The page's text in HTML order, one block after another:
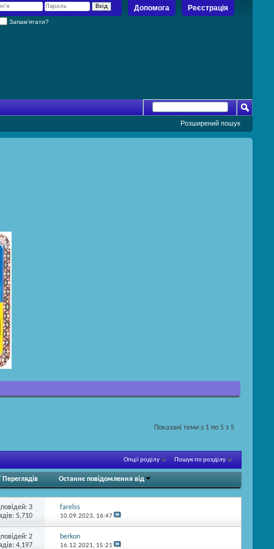
Реєстрація
Допомога
Запам’ятати?
Розширений пошук
Показані теми з 1 по 5 з 5
Опції роділу Пошук по розділу
Переглядів Останнє повідомлення від
3
5,710
farelss
10.09.2023, 16:47
2
4,197
berkon
16.12.2021, 15:21